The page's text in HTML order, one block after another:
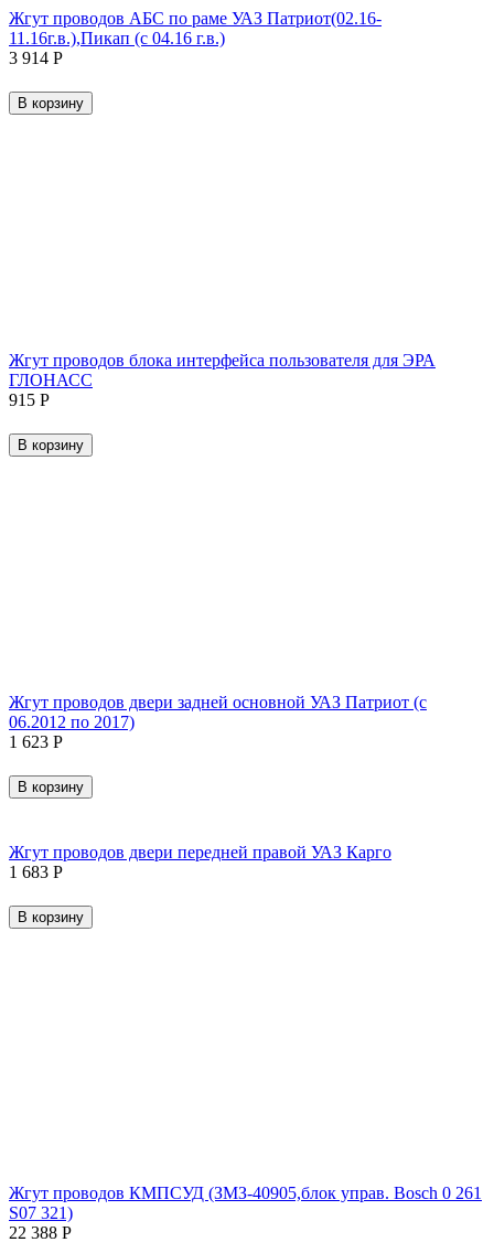
Жгут проводов АБС по раме УАЗ Патриот(02.16-
11.16г.в.),Пикап (с 04.16 г.в.)
3 914 Р
В корзину
Жгут проводов блока интерфейса пользователя для ЭРА
ГЛОНАСС
‍915‍ Р
В корзину
Жгут проводов двери задней основной УАЗ Патриот (с
06.2012 по 2017)
1 623 Р
В корзину
Жгут проводов двери передней правой УАЗ Карго
1 683 Р
В корзину
Жгут проводов КМПСУД (ЗМЗ-40905,блок управ. Bosch 0 261
S07 321)
22 388 Р